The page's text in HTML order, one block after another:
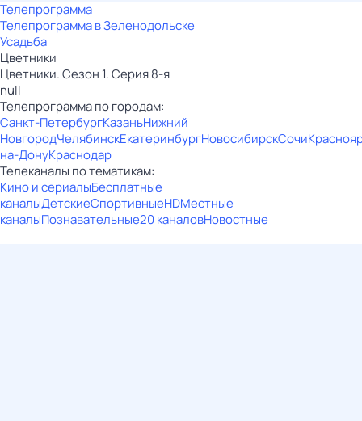
Телепрограмма
Телепрограмма в Зеленодольске
Усадьба
Цветники
Цветники. Сезон 1. Серия 8-я
null
Телепрограмма по городам:
Санкт-ПетербургКазаньНижний
НовгородЧелябинскЕкатеринбургНовосибирскСочи
на-ДонуКраснодар
Телеканалы по тематикам:
Кино и сериалыБесплатные
каналыДетскиеСпортивныеHDМестные
каналыПознавательные20 каналовНовостные